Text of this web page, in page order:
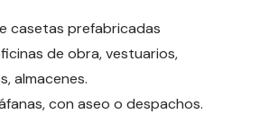
casetas prefabricadas
de obra, vestuarios,
almacenes.
con aseo o despachos.